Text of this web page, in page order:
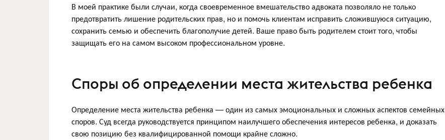
В моей практике были случаи, когда своевременное вмешательство адвоката позволяло не только
предотвратить лишение родительских прав, но и помочь клиентам исправить сложившуюся ситуацию,
сохранить семью и обеспечить благополучие детей. Ваше право быть родителем стоит того, чтобы
защищать его на самом высоком профессиональном уровне.
Споры об определении места жительства ребенка
Определение места жительства ребенка — один из самых эмоциональных и сложных аспектов семейных
споров. Суд всегда руководствуется принципом наилучшего обеспечения интересов ребенка, и доказать
свою позицию без квалифицированной помощи крайне сложно.